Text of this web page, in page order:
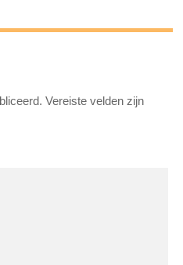
Vereiste velden zijn